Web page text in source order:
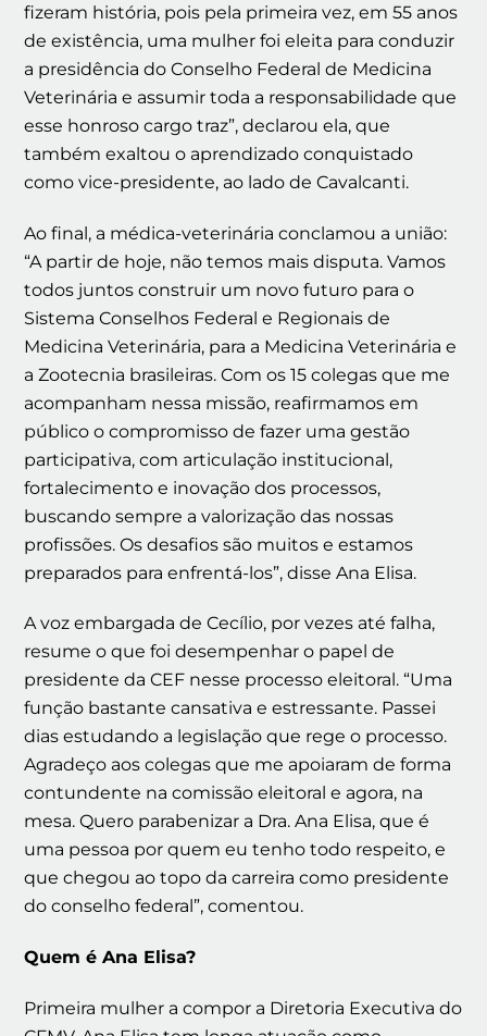
fizeram história, pois pela primeira vez, em 55 anos
de existência, uma mulher foi eleita para conduzir
a presidência do Conselho Federal de Medicina
Veterinária e assumir toda a responsabilidade que
esse honroso cargo traz”, declarou ela, que
também exaltou o aprendizado conquistado
como vice-presidente, ao lado de Cavalcanti.
Ao final, a médica-veterinária conclamou a união:
“A partir de hoje, não temos mais disputa. Vamos
todos juntos construir um novo futuro para o
Sistema Conselhos Federal e Regionais de
Medicina Veterinária, para a Medicina Veterinária e
a Zootecnia brasileiras. Com os 15 colegas que me
acompanham nessa missão, reafirmamos em
público o compromisso de fazer uma gestão
participativa, com articulação institucional,
fortalecimento e inovação dos processos,
buscando sempre a valorização das nossas
profissões. Os desafios são muitos e estamos
preparados para enfrentá-los”, disse Ana Elisa.
A voz embargada de Cecílio, por vezes até falha,
resume o que foi desempenhar o papel de
presidente da CEF nesse processo eleitoral. “Uma
função bastante cansativa e estressante. Passei
dias estudando a legislação que rege o processo.
Agradeço aos colegas que me apoiaram de forma
contundente na comissão eleitoral e agora, na
mesa. Quero parabenizar a Dra. Ana Elisa, que é
uma pessoa por quem eu tenho todo respeito, e
que chegou ao topo da carreira como presidente
do conselho federal”, comentou.
Quem é Ana Elisa?
Primeira mulher a compor a Diretoria Executiva do